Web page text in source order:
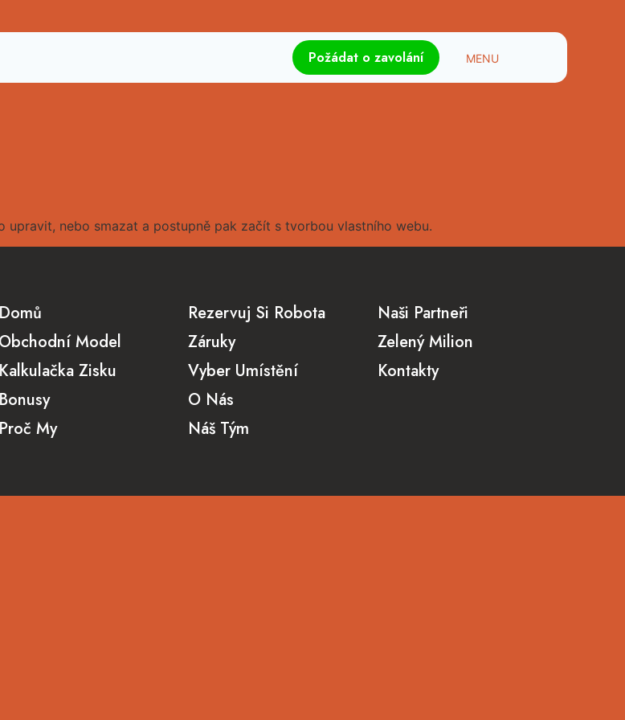
Požádat o zavolání
upravit, nebo smazat a postupně pak začít s tvorbou vlastního webu.
Domů
Obchodní Model
Kalkulačka Zisku
Bonusy
Proč My
Rezervuj Si Robota
Záruky
Vyber Umístění
O Nás
Náš Tým
Naši Partneři
Zelený Milion
Kontakty